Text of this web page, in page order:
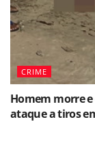
CRIME
Homem morre
ataque a tiros